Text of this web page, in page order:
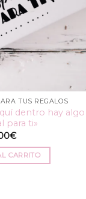
TUS REGALOS
dentro hay algo
para ti»
€
CARRITO